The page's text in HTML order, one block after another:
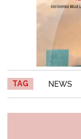
TAG NEWS